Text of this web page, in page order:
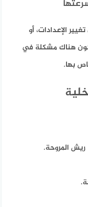
الإعدادات، أو
هناك مشكلة في
بها.
ريش المروحة.